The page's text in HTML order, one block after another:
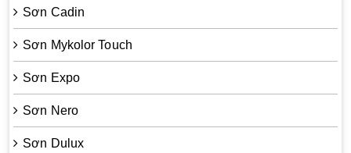
Sơn Cadin
Sơn Mykolor Touch
Sơn Expo
Sơn Nero
Sơn Dulux